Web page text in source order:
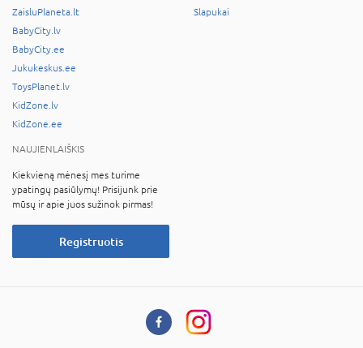
ZaisluPlaneta.lt
BabyCity.lv
BabyCity.ee
Jukukeskus.ee
ToysPlanet.lv
KidZone.lv
KidZone.ee
Slapukai
NAUJIENLAIŠKIS
Kiekvieną mėnesį mes turime
ypatingų pasiūlymų! Prisijunk prie
mūsų ir apie juos sužinok pirmas!
Registruotis